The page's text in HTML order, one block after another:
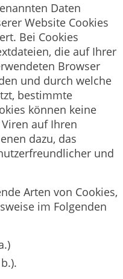
Daten
Website Cookies
Bei Cookies
die auf Ihrer
Browser
und durch welche
bestimmte
können keine
auf Ihren
dazu, das
und
Arten von Cookies,
im Folgenden